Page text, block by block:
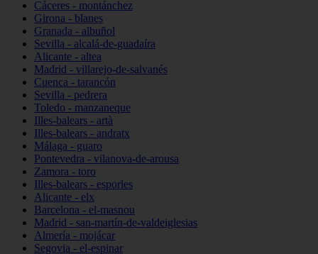
Cáceres - montánchez
Girona - blanes
Granada - albuñol
Sevilla - alcalá-de-guadaíra
Alicante - altea
Madrid - villarejo-de-salvanés
Cuenca - tarancón
Sevilla - pedrera
Toledo - manzaneque
Illes-balears - artà
Illes-balears - andratx
Málaga - guaro
Pontevedra - vilanova-de-arousa
Zamora - toro
Illes-balears - esporles
Alicante - elx
Barcelona - el-masnou
Madrid - san-martín-de-valdeiglesias
Almería - mojácar
Segovia - el-espinar